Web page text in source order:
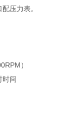
压力表。
）
时间